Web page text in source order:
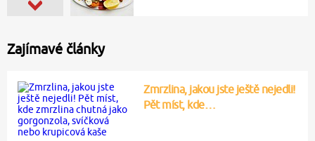
Zajímavé články
Zmrzlina, jakou jste ještě nejedli!
Pět míst, kde…